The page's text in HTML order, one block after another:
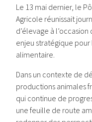
Le 13 mai dernier, le
Agricole réunissait
d’élevage à
enjeu stratégique pour
alimentaire.
Dans un contexte de
productions animales
qui continue de
une feuille de route